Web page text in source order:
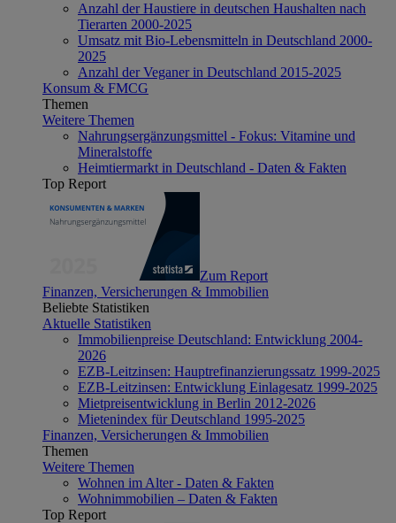
Anzahl der Haustiere in deutschen Haushalten nach
Tierarten 2000-2025
Umsatz mit Bio-Lebensmitteln in Deutschland 2000-
2025
Anzahl der Veganer in Deutschland 2015-2025
Konsum & FMCG
Themen
Weitere Themen
Nahrungsergänzungsmittel - Fokus: Vitamine und
Mineralstoffe
Heimtiermarkt in Deutschland - Daten & Fakten
Top Report
Zum Report
Finanzen, Versicherungen & Immobilien
Beliebte Statistiken
Aktuelle Statistiken
Immobilienpreise Deutschland: Entwicklung 2004-
2026
EZB-Leitzinsen: Hauptrefinanzierungssatz 1999-2025
EZB-Leitzinsen: Entwicklung Einlagesatz 1999-2025
Mietpreisentwicklung in Berlin 2012-2026
Mietenindex für Deutschland 1995-2025
Finanzen, Versicherungen & Immobilien
Themen
Weitere Themen
Wohnen im Alter - Daten & Fakten
Wohnimmobilien – Daten & Fakten
Top Report